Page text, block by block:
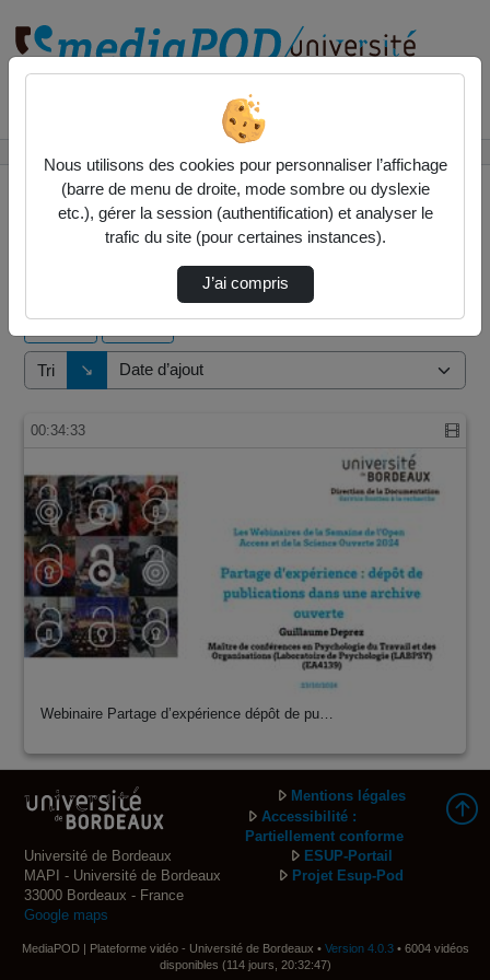
1 vidéo trouvée
Tri ↘
Direction de tri
00:34:33
Webinaire Partage d’expérience dépôt de pu…
Université de Bordeaux
MAPI - Université de Bordeaux
33000 Bordeaux - France
Google maps
Mentions légales
Accessibilité :
Partiellement conforme
ESUP-Portail
Projet Esup-Pod
MediaPOD | Plateforme vidéo - Université de Bordeaux • Version 4.0.3• 6004 vidéos
disponibles (114 jours, 20:32:47)
Nous utilisons des cookies pour personnaliser l’affichage
(barre de menu de droite, mode sombre ou dyslexie
etc.), gérer la session (authentification) et analyser le
trafic du site (pour certaines instances).
J’ai compris